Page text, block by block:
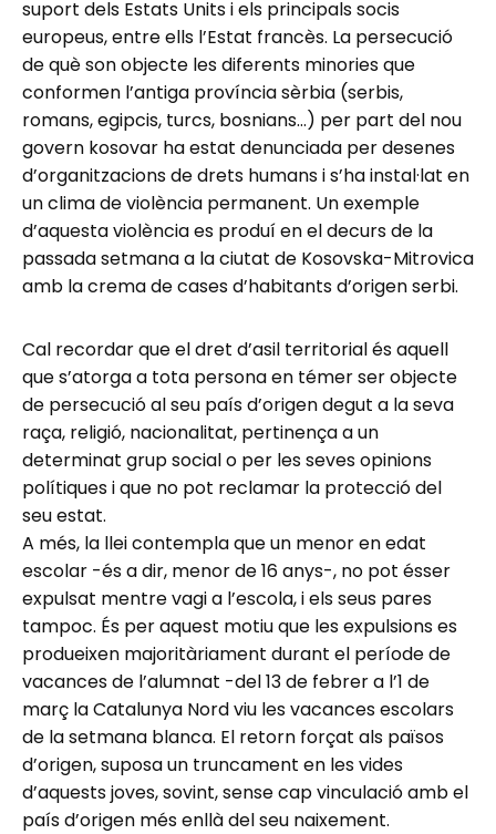
suport dels Estats Units i els principals socis
europeus, entre ells l’Estat francès. La persecució
de què son objecte les diferents minories que
conformen l’antiga província sèrbia (serbis,
romans, egipcis, turcs, bosnians…) per part del nou
govern kosovar ha estat denunciada per desenes
d’organitzacions de drets humans i s’ha instal·lat en
un clima de violència permanent. Un exemple
d’aquesta violència es produí en el decurs de la
passada setmana a la ciutat de Kosovska-Mitrovica
amb la crema de cases d’habitants d’origen serbi.
Cal recordar que el dret d’asil territorial és aquell
que s’atorga a tota persona en témer ser objecte
de persecució al seu país d’origen degut a la seva
raça, religió, nacionalitat, pertinença a un
determinat grup social o per les seves opinions
polítiques i que no pot reclamar la protecció del
seu estat.
A més, la llei contempla que un menor en edat
escolar -és a dir, menor de 16 anys-, no pot ésser
expulsat mentre vagi a l’escola, i els seus pares
tampoc. És per aquest motiu que les expulsions es
produeixen majoritàriament durant el període de
vacances de l’alumnat -del 13 de febrer a l’1 de
març la Catalunya Nord viu les vacances escolars
de la setmana blanca. El retorn forçat als països
d’origen, suposa un truncament en les vides
d’aquests joves, sovint, sense cap vinculació amb el
país d’origen més enllà del seu naixement.